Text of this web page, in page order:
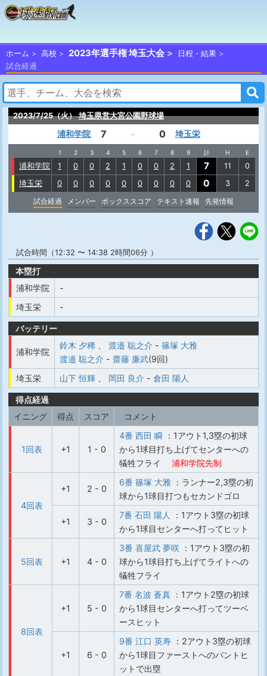
ホーム 高校 2023年選手権 埼玉大会
日程・結果
試合経過
2023/7/25（火） 埼玉県営大宮公園野球場
浦和学院 7 - 0 埼玉栄
1 2 3 4 5 6 7 8 9 計 H E
浦和学院 1 0 0 2 1 0 0 2 1 7 11
0
埼玉栄
0 0 0 0 0 0 0 0 0 0 3
2
試合経過
メンバー ボックススコア テキスト速報 先発情報
試合時間（12:32 〜 14:38 2時間06分 ）
本塁打
浦和学院
-
埼玉栄
-
バッテリー
浦和学院
鈴木 夕稀 渡邉 聡之介 - 篠塚 大雅
渡邉 聡之介 - 齋藤 廉武(9回)
埼玉栄
山下 恒輝 岡田 良介 - 倉田 陽人
得点経過
イニング
得点 スコア コメント
1回表 +1 1 - 0
4番 西田 瞬 ：1アウト1,3塁の初球
から1球目打ち上げてセンターへの
犠牲フライ
浦和学院先制
4回表
+1 2 - 0
6番 篠塚 大雅 ：ランナー2,3塁の初
球から1球目打つもセカンドゴロ
+1 3 - 0
7番 石田 陽人
：1アウト3塁の初球
から1球目センターへ打ってヒット
5回表 +1 4 - 0
3番 喜屋武 夢咲 ：1アウト3塁の初
球から1球目打ち上げてライトへの
犠牲フライ
8回表
+1 5 - 0
7番 名波 蒼真 ：1アウト2塁の初球
から1球目センターへ打ってツーベ
ースヒット
+1 6 - 0
9番 江口 英寿 ：2アウト3塁の初球
から1球目ファーストへのバントヒ
ットで出塁